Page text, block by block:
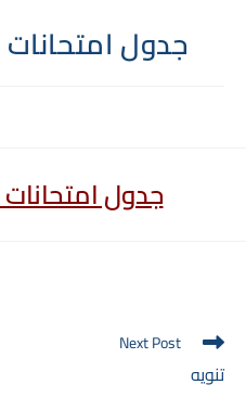
جدول امتحانات
جدول امتحانات
Next Post
تنويه